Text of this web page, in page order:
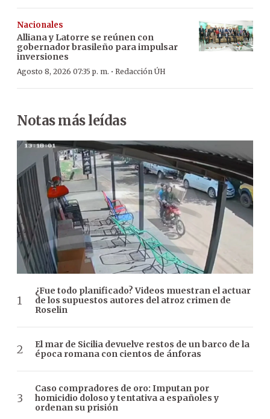
Nacionales
Alliana y Latorre se reúnen con
gobernador brasileño para impulsar
inversiones
Agosto 8, 2026 07:35 p. m. · Redacción ÚH
Notas más leídas
¿Fue todo planificado? Videos muestran el actuar
de los supuestos autores del atroz crimen de
Roselin
El mar de Sicilia devuelve restos de un barco de la
época romana con cientos de ánforas
Caso compradores de oro: Imputan por
homicidio doloso y tentativa a españoles y
ordenan su prisión